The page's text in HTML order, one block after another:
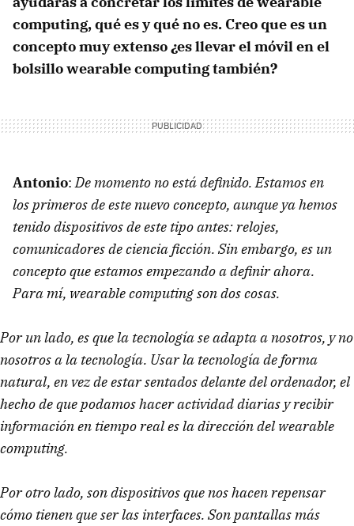
computing, qué es y qué no es. Creo que es un
concepto muy extenso ¿es llevar el móvil en el
bolsillo wearable computing también?
Antonio:De momento no está definido. Estamos en
los primeros de este nuevo concepto, aunque ya hemos
tenido dispositivos de este tipo antes: relojes,
comunicadores de ciencia ficción. Sin embargo, es un
concepto que estamos empezando a definir ahora.
Para mí, wearable computing son dos cosas.
Por un lado, es que la tecnología se adapta a nosotros, y no
nosotros a la tecnología. Usar la tecnología de forma
natural, en vez de estar sentados delante del ordenador, el
hecho de que podamos hacer actividad diarias y recibir
información en tiempo real es la dirección del wearable
computing.
Por otro lado, son dispositivos que nos hacen repensar
cómo tienen que ser las interfaces. Son pantallas más